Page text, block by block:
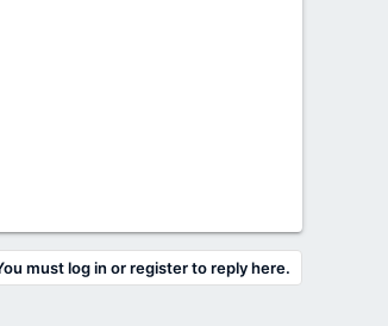
must log in or register to reply here.